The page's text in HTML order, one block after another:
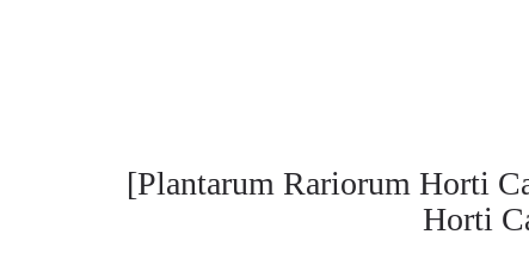
[Plantarum Rariorum Horti
Horti